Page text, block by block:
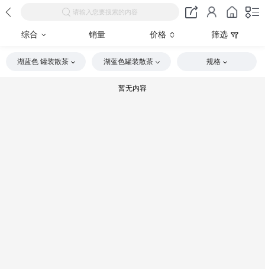
请输入您要搜索的内容
综合 销量 价格 筛选
湖蓝色 罐装散茶 湖蓝色罐装散茶 规格
暂无内容